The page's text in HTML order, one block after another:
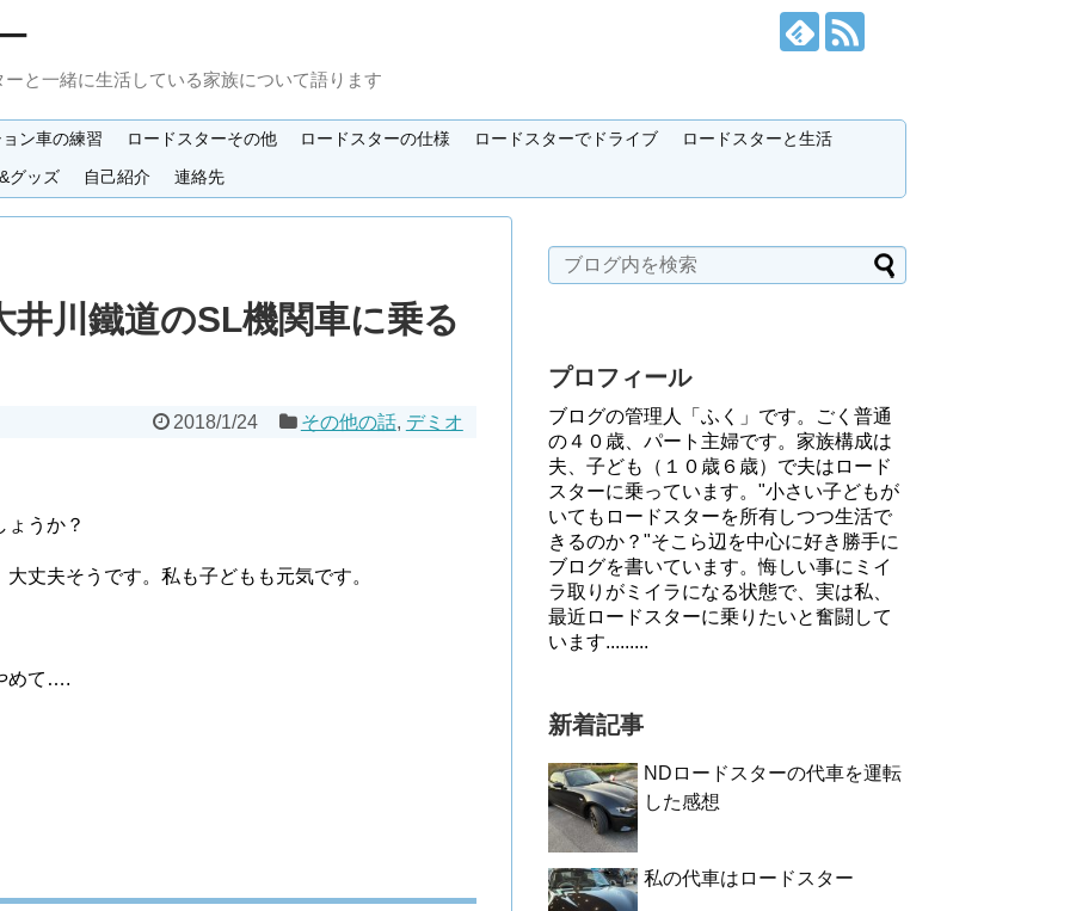
と一緒に生活している家族について語ります
ン車の練習 ロードスターその他 ロードスターの仕様 ロードスターでドライブ
ロードスターと生活
グッズ
自己紹介 連絡先
川鐵道のSL機関車に乗る
2018/1/24 その他の話, デミオ
うか？
丈夫そうです。私も子どもも元気です。
めて….
プロフィール
ブログの管理人「ふく」です。ごく普通
の４０歳、パート主婦です。家族構成は
夫、子ども（１０歳６歳）で夫はロード
スターに乗っています。"小さい子どもが
いてもロードスターを所有しつつ生活で
きるのか？"そこら辺を中心に好き勝手に
ブログを書いています。悔しい事にミイ
ラ取りがミイラになる状態で、実は私、
最近ロードスターに乗りたいと奮闘して
います.........
新着記事
NDロードスターの代車を運転
した感想
私の代車はロードスター